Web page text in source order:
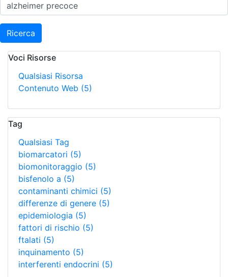
Ricerca
Voci Risorse
Qualsiasi Risorsa
Contenuto Web (5)
Tag
Qualsiasi Tag
biomarcatori (5)
biomonitoraggio (5)
bisfenolo a (5)
contaminanti chimici (5)
differenze di genere (5)
epidemiologia (5)
fattori di rischio (5)
ftalati (5)
inquinamento (5)
interferenti endocrini (5)